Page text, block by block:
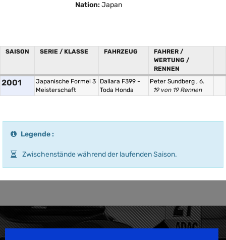
Nation: Japan
SAISON SERIE / KLASSE FAHRZEUG
FAHRER /
WERTUNG /
RENNEN
2001
Japanische Formel 3
Meisterschaft
Dallara F399 -
Toda Honda
Peter Sundberg , 6.
19 von 19 Rennen
Legende :
Zwischenstände während der laufenden Saison.